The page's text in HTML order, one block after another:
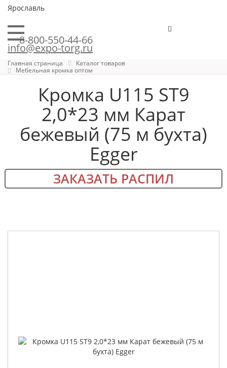
Ярославль
8-800-550-44-66
info@expo-torg.ru
Главная страница
Каталог товаров
Мебельная кромка оптом
Кромка U115 ST9
2,0*23 мм Карат
бежевый (75 м бухта)
Egger
ЗАКАЗАТЬ РАСПИЛ